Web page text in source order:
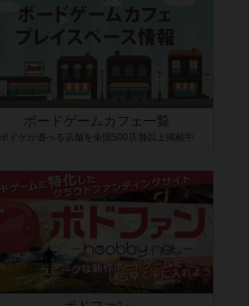
ボードゲームカフェ一覧
ボドゲが遊べる店舗を全国500店舗以上掲載中